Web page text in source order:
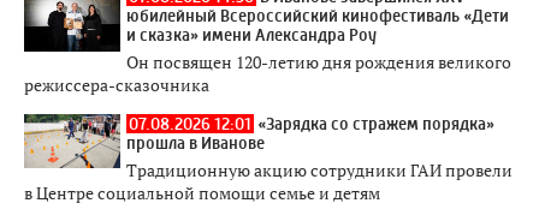
юбилейный Всероссийский кинофестиваль «Дети
и сказка» имени Александра Роу
Он посвящен 120-летию дня рождения великого
режиссера-сказочника
07.08.2026 12:01 «Зарядка со стражем порядка»
прошла в Иванове
Традиционную акцию сотрудники ГАИ провели
в Центре социальной помощи семье и детям